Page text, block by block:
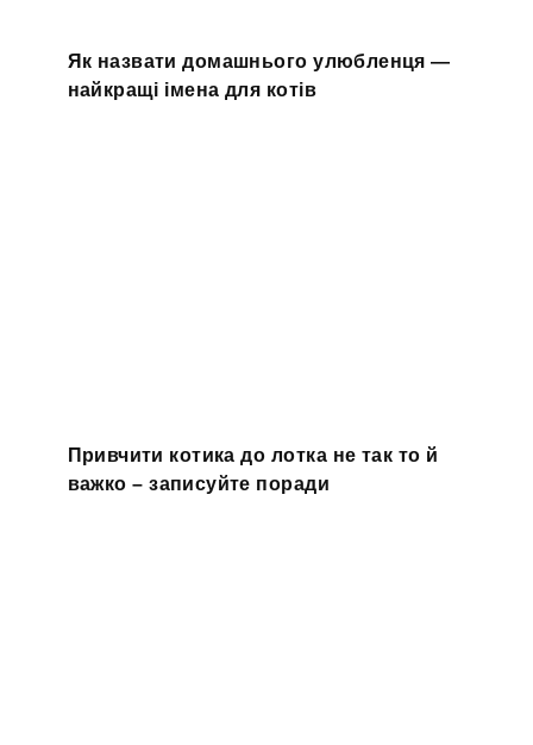
Як назвати домашнього улюбленця —
найкращі імена для котів
Привчити котика до лотка не так то й
важко – записуйте поради